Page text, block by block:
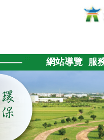
網站導覽 服